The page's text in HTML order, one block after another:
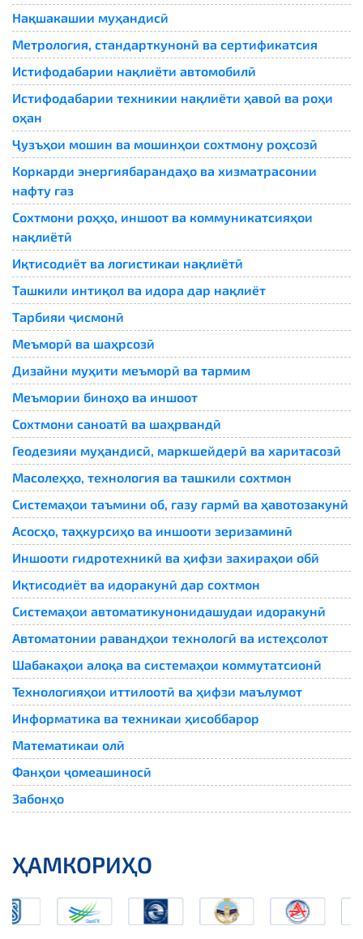
Нақшакашии муҳандисӣ
Метрология, стандарткунонӣ ва сертификатсия
Истифодабарии нақлиёти автомобилӣ
Истифодабарии техникии нақлиёти ҳавоӣ ва роҳи
оҳан
Ҷузъҳои мошин ва мошинҳои сохтмону роҳсозӣ
Коркарди энергиябарандаҳо ва хизматрасонии
нафту газ
Сохтмони роҳҳо, иншоот ва коммуникатсияҳои
нақлиётӣ
Иқтисодиёт ва логистикаи нақлиётӣ
Ташкили интиқол ва идора дар нақлиёт
Тарбияи ҷисмонӣ
Меъморӣ ва шаҳрсозӣ
Дизайни муҳити меъморӣ ва тармим
Меъмории биноҳо ва иншоот
Сохтмони саноатӣ ва шаҳрвандӣ
Геодезияи муҳандисӣ, маркшейдерӣ ва харитасозӣ
Масолеҳҳо, технология ва ташкили сохтмон
Системаҳои таъмини об, газу гармӣ ва ҳавотозакунӣ
Асосҳо, таҳкурсиҳо ва иншооти зеризаминӣ
Иншооти гидротехникӣ ва ҳифзи захираҳои обӣ
Иқтисодиёт ва идоракунӣ дар сохтмон
Системаҳои автоматикунонидашудаи идоракунӣ
Автоматонии равандҳои технологӣ ва истеҳсолот
Шабакаҳои алоқа ва системаҳои коммутатсионӣ
Технологияҳои иттилоотӣ ва ҳифзи маълумот
Информатика ва техникаи ҳисоббарор
Математикаи олӣ
Фанҳои ҷомеашиносӣ
Забонҳо
ҲАМКОРИҲО